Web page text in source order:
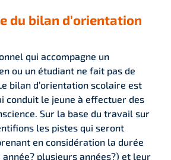
du bilan d’orientation
qui accompagne un
ou un étudiant ne fait pas de
bilan d’orientation scolaire est
conduit le jeune à effectuer des
Sur la base du travail sur
les pistes qui seront
en considération la durée
plusieurs années?) et leur